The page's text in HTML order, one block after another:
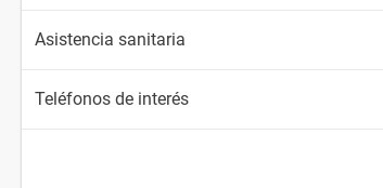
Asistencia sanitaria
Teléfonos de interés